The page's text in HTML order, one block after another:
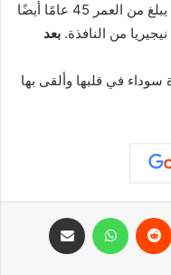
وفي عام 2023، في موسكو، ألقى رجل يبلغ من العمر 45 عامًا أيضًا
بعد
فتاة سوداء في قلبها وألقى بها
واتساب